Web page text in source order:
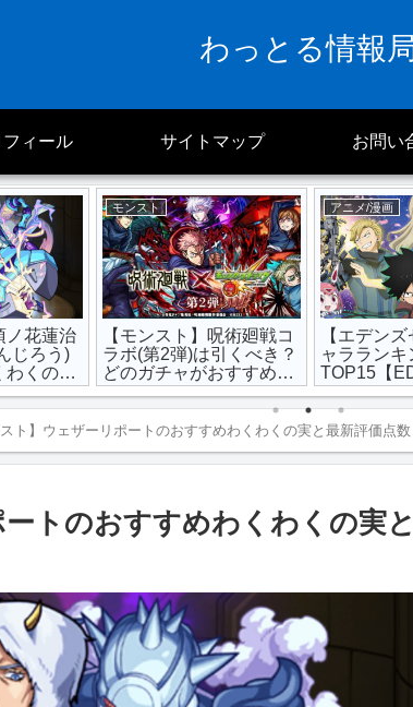
わっとる情報
フィール サイトマップ お問い
ノ花蓮治
じろう)
わくの実
｜強い？
モンスト
【モンスト】呪術廻戦コ
ラボ(第2弾)は引くべき？
どのガチャがおすすめ？
当たりキャラ＆わくわく
の実
アニメ/漫画
【エデン
ャラランキ
TOP15【
】
スト】ウェザーリポートのおすすめわくわくの実と最新評価点
ートのおすすめわくわくの実